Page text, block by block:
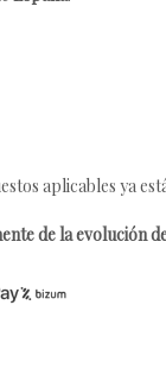
aplicables ya
de la evolución